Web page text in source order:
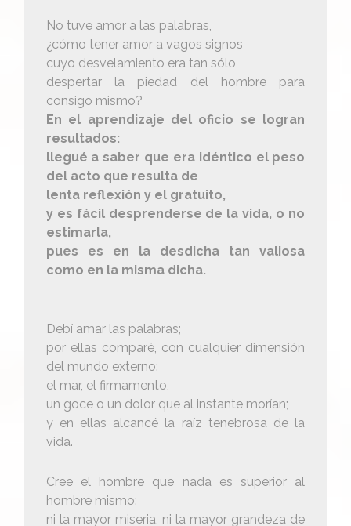
No tuve amor a las palabras,
¿cómo tener amor a vagos signos
cuyo desvelamiento era tan sólo
despertar la piedad del hombre para
consigo mismo?
En el aprendizaje del oficio se logran
resultados:
llegué a saber que era idéntico el peso
del acto que resulta de
lenta reflexión y el gratuito,
y es fácil desprenderse de la vida, o no
estimarla,
pues es en la desdicha tan valiosa
como en la misma dicha.
Debí amar las palabras;
por ellas comparé, con cualquier dimensión
del mundo externo:
el mar, el firmamento,
un goce o un dolor que al instante morían;
y en ellas alcancé la raíz tenebrosa de la
vida.
Cree el hombre que nada es superior al
hombre mismo:
ni la mayor miseria, ni la mayor grandeza de